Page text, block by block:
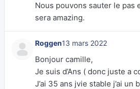
Nous pouvons sauter le pas
sera amazing.
Roggen13 mars 2022
Bonjour camille,
Je suis d’Ans ( donc juste a
J’ai 35 ans jvie stable j’ai un